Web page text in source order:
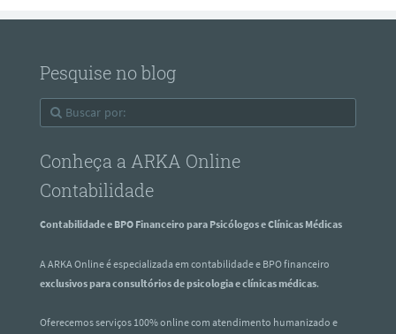
Pesquise no blog
Conheça a ARKA Online
Contabilidade
Contabilidade e BPO Financeiro para Psicólogos e Clínicas Médicas
A ARKA Online é especializada em contabilidade e BPO financeiro
exclusivos para consultórios de psicologia e clínicas médicas.
Oferecemos serviços 100% online com atendimento humanizado e